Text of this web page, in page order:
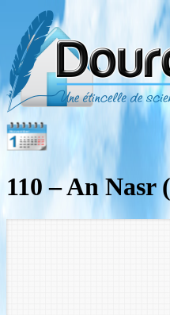
110 – An Nasr